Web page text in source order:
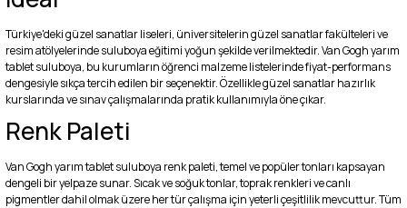
Türkiye'deki güzel sanatlar liseleri, üniversitelerin güzel sanatlar fakülteleri ve
resim atölyelerinde suluboya eğitimi yoğun şekilde verilmektedir. Van Gogh yarım
tablet suluboya, bu kurumların öğrenci malzeme listelerinde fiyat-performans
dengesiyle sıkça tercih edilen bir seçenektir. Özellikle güzel sanatlar hazırlık
kurslarında ve sınav çalışmalarında pratik kullanımıyla öne çıkar.
Renk Paleti
Van Gogh yarım tablet suluboya renk paleti, temel ve popüler tonları kapsayan
dengeli bir yelpaze sunar. Sıcak ve soğuk tonlar, toprak renkleri ve canlı
pigmentler dahil olmak üzere her tür çalışma için yeterli çeşitlilik mevcuttur. Tüm